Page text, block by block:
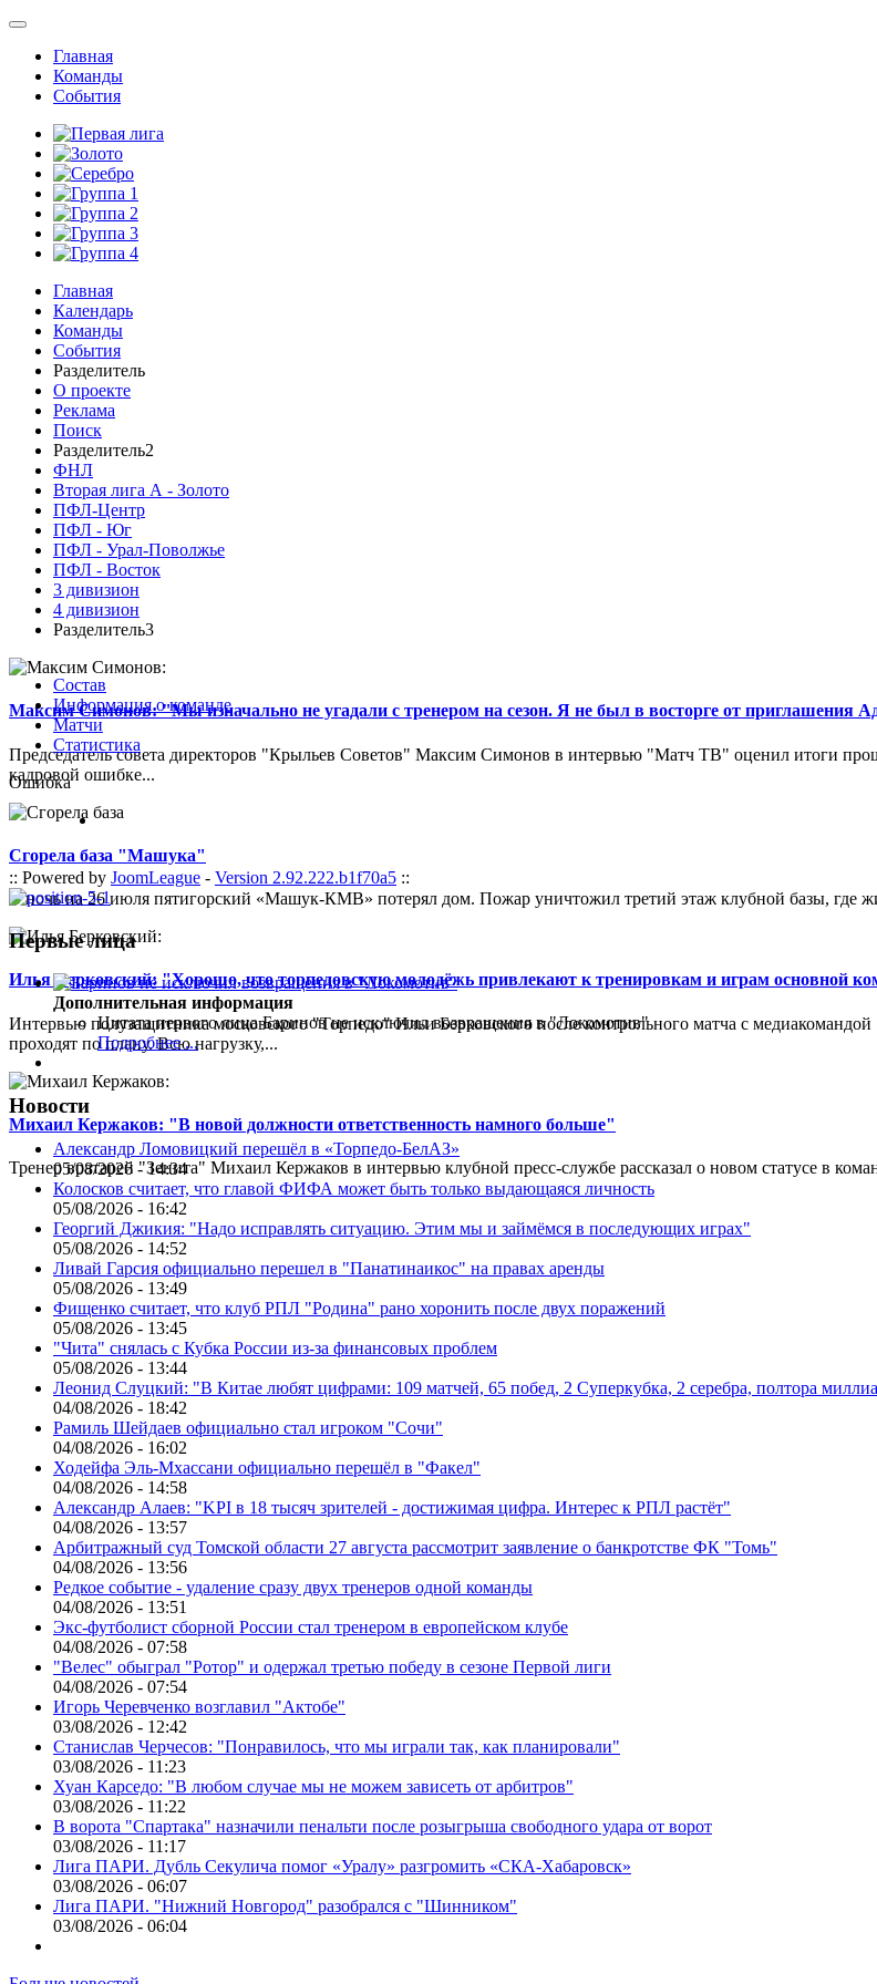
Главная
Команды
События
Главная
Календарь
Команды
События
Разделитель
О проекте
Реклама
Поиск
Разделитель2
ФНЛ
Вторая лига А - Золото
ПФЛ-Центр
ПФЛ - Юг
ПФЛ - Урал-Поволжье
ПФЛ - Восток
3 дивизион
4 дивизион
Разделитель3
Максим Симонов: "Мы изначально не угадали с тренером на сезон. Я не был в восторге от приглашения
Председатель совета директоров "Крыльев Советов" Максим Симонов в интервью "Матч ТВ" оценил итоги
кадровой ошибке...
Сгорела база "Машука"
В ночь на 26 июля пятигорский «Машук-КМВ» потерял дом. Пожар уничтожил третий этаж клубной базы, где
Илья Берковский: "Хорошо, что торпедовскую молодёжь привлекают к тренировкам и играм основной
Интервью полузащитника московского "Торпедо" Ильи Берковского после контрольного матча с
проходят по плану. Всю нагрузку,...
Михаил Кержаков: "В новой должности ответственность намного больше"
Тренер вратарей "Зенита" Михаил Кержаков в интервью клубной пресс-службе рассказал о новом статусе в
Состав
Информация о команде
Матчи
Статистика
Ошибка
:: Powered by JoomLeague - Version 2.92.222.b1f70a5 ::
Первые лица
Дополнительная информация
Цитата первого лица Баринов не исключил возвращения в "Локомотив"
Подробнее ...
Новости
Александр Ломовицкий перешёл в «Торпедо-БелАЗ»
05/08/2026 - 14:34
Колосков считает, что главой ФИФА может быть только выдающаяся личность
05/08/2026 - 16:42
Георгий Джикия: "Надо исправлять ситуацию. Этим мы и займёмся в последующих играх"
05/08/2026 - 14:52
Ливай Гарсия официально перешел в "Панатинаикос" на правах аренды
05/08/2026 - 13:49
Фищенко считает, что клуб РПЛ "Родина" рано хоронить после двух поражений
05/08/2026 - 13:45
"Чита" снялась с Кубка России из-за финансовых проблем
05/08/2026 - 13:44
Леонид Слуцкий: "В Китае любят цифрами: 109 матчей, 65 побед, 2 Суперкубка, 2 серебра, полтора
04/08/2026 - 18:42
Рамиль Шейдаев официально стал игроком "Сочи"
04/08/2026 - 16:02
Ходейфа Эль-Мхассани официально перешёл в "Факел"
04/08/2026 - 14:58
Александр Алаев: "KPI в 18 тысяч зрителей - достижимая цифра. Интерес к РПЛ растёт"
04/08/2026 - 13:57
Арбитражный суд Томской области 27 августа рассмотрит заявление о банкротстве ФК "Томь"
04/08/2026 - 13:56
Редкое событие - удаление сразу двух тренеров одной команды
04/08/2026 - 13:51
Экс-футболист сборной России стал тренером в европейском клубе
04/08/2026 - 07:58
"Велес" обыграл "Ротор" и одержал третью победу в сезоне Первой лиги
04/08/2026 - 07:54
Игорь Черевченко возглавил "Актобе"
03/08/2026 - 12:42
Станислав Черчесов: "Понравилось, что мы играли так, как планировали"
03/08/2026 - 11:23
Хуан Карседо: "В любом случае мы не можем зависеть от арбитров"
03/08/2026 - 11:22
В ворота "Спартака" назначили пенальти после розыгрыша свободного удара от ворот
03/08/2026 - 11:17
Лига ПАРИ. Дубль Секулича помог «Уралу» разгромить «СКА-Хабаровск»
03/08/2026 - 06:07
Лига ПАРИ. "Нижний Новгород" разобрался с "Шинником"
03/08/2026 - 06:04